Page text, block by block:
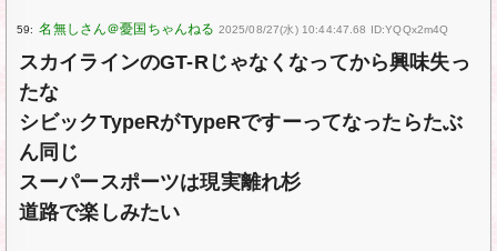
59: 2025/08/27(水) 10:44:47.68 ID:YQQx2m4Q
スカイラインのGT-Rじゃなくなってから興味失っ
たな
シビックTypeRがTypeRですーってなったらたぶ
ん同じ
スーパースポーツは現実離れ杉
道路で楽しみたい